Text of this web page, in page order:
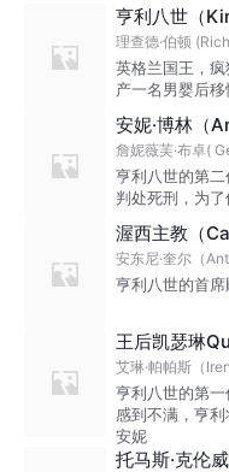
亨利八世（
理查德·伯顿
英格兰国王，
产一名男婴后
安妮·博林（
詹妮薇芙·布卓(
亨利八世的第
判处死刑，为
渥西主教（
安东尼·奎尔（
亨利八世的首
王后凯瑟琳
艾琳·帕帕斯（
亨利八世的第
感到不满，亨
安妮
托马斯·克伦